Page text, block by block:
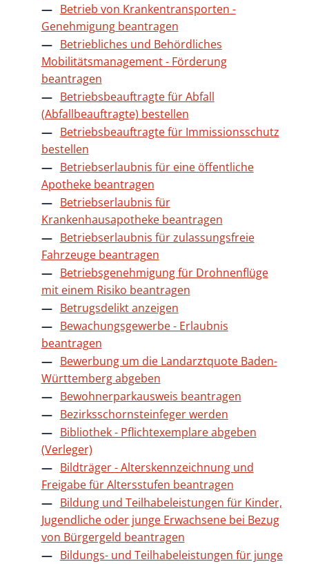
Betrieb von Krankentransporten -
Genehmigung beantragen
Betriebliches und Behördliches
Mobilitätsmanagement - Förderung
beantragen
Betriebsbeauftragte für Abfall
(Abfallbeauftragte) bestellen
Betriebsbeauftragte für Immissionsschutz
bestellen
Betriebserlaubnis für eine öffentliche
Apotheke beantragen
Betriebserlaubnis für
Krankenhausapotheke beantragen
Betriebserlaubnis für zulassungsfreie
Fahrzeuge beantragen
Betriebsgenehmigung für Drohnenflüge
mit einem Risiko beantragen
Betrugsdelikt anzeigen
Bewachungsgewerbe - Erlaubnis
beantragen
Bewerbung um die Landarztquote Baden-
Württemberg abgeben
Bewohnerparkausweis beantragen
Bezirksschornsteinfeger werden
Bibliothek - Pflichtexemplare abgeben
(Verleger)
Bildträger - Alterskennzeichnung und
Freigabe für Altersstufen beantragen
Bildung und Teilhabeleistungen für Kinder,
Jugendliche oder junge Erwachsene bei Bezug
von Bürgergeld beantragen
Bildungs- und Teilhabeleistungen für junge